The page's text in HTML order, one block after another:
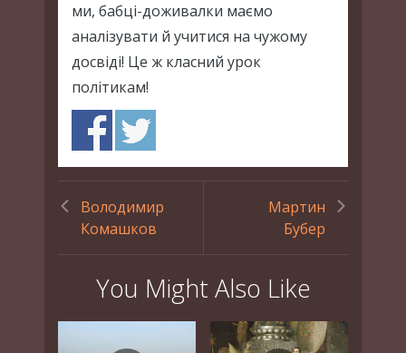
ми, бабці-доживалки маємо
аналізувати й учитися на чужому
досвіді! Це ж класний урок
політикам!
Володимир
Комашков
Мартин
Бубер
You Might Also Like